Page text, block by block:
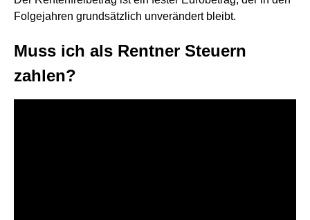
Folgejahren grundsätzlich unverändert bleibt.
Muss ich als Rentner Steuern
zahlen?